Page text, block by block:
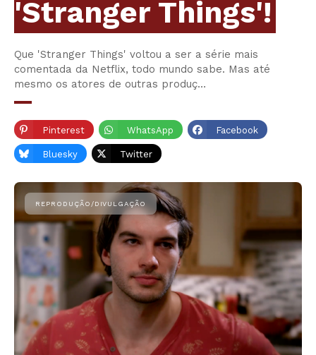
'Stranger Things'!
Que 'Stranger Things' voltou a ser a série mais
comentada da Netflix, todo mundo sabe. Mas até
mesmo os atores de outras produç…
Pinterest WhatsApp Facebook
Bluesky Twitter